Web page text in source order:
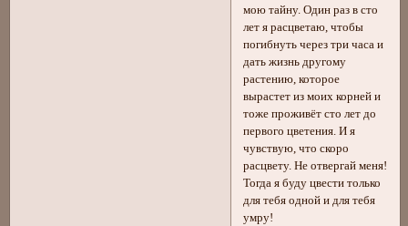
мою тайну. Один раз в сто
лет я расцветаю, чтобы
погибнуть через три часа и
дать жизнь другому
растению, которое
вырастет из моих корней и
тоже проживёт сто лет до
первого цветения. И я
чувствую, что скоро
расцвету. Не отвергай меня!
Тогда я буду цвести только
для тебя одной и для тебя
умру!